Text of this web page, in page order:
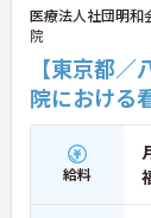
医療法人社団明
院
【東京都
院における
給料